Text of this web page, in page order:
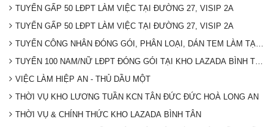
TUYỂN GẤP 50 LĐPT LÀM VIỆC TẠI ĐƯỜNG 27, VISIP 2A
TUYỂN GẤP 50 LĐPT LÀM VIỆC TẠI ĐƯỜNG 27, VISIP 2A
TUYỂN CÔNG NHÂN ĐÓNG GÓI, PHÂN LOẠI, DÁN TEM LÀM TẠI
TUYỂN 100 NAM/NỮ LĐPT ĐÓNG GÓI TẠI KHO LAZADA BÌNH TÂN
VIỆC LÀM HIỆP AN - THỦ DẦU MỘT
THỜI VỤ KHO LƯƠNG TUẦN KCN TÂN ĐỨC ĐỨC HOÀ LONG AN
THỜI VỤ & CHÍNH THỨC KHO LAZADA BÌNH TÂN